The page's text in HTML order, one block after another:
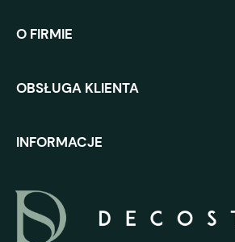
O FIRMIE
OBSŁUGA KLIENTA
INFORMACJE